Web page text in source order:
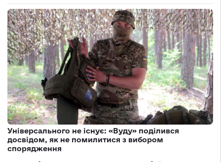
Універсального не існує: «Вуду» поділився
досвідом, як не помилитися з вибором
спорядження